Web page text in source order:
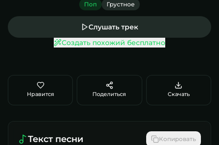
Поп Грустное
Слушать трек
Создать похожий бесплатно
Нравится Поделиться Скачать
Текст песни Копировать